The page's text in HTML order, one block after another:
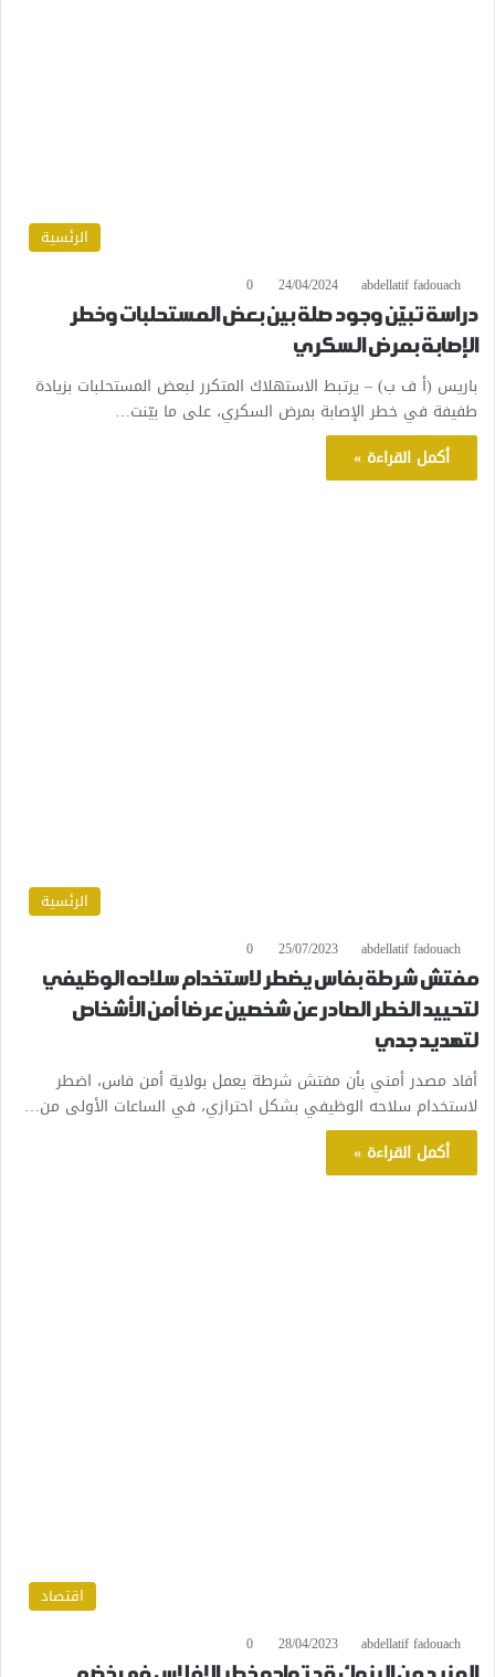
الرئسية
abdellatif fadouach
24/04/2024
0
دراسة تبيّن وجود صلة بين بعض المستحلبات وخطر
الإصابة بمرض السكري
باريس (أ ف ب) – يرتبط الاستهلاك المتكرر لبعض المستحلبات بزيادة
طفيفة في خطر الإصابة بمرض السكري، على ما بيّنت…
أكمل القراءة »
الرئسية
abdellatif fadouach
25/07/2023
0
مفتش شرطة بفاس يضطر لاستخدام سلاحه الوظيفي
لتحييد الخطر الصادر عن شخصين عرضا أمن الأشخاص
لتهديد جدي
أفاد مصدر أمني بأن مفتش شرطة يعمل بولاية أمن فاس، اضطر
لاستخدام سلاحه الوظيفي بشكل احترازي، في الساعات الأولى من…
أكمل القراءة »
اقتصاد
abdellatif fadouach
28/04/2023
0